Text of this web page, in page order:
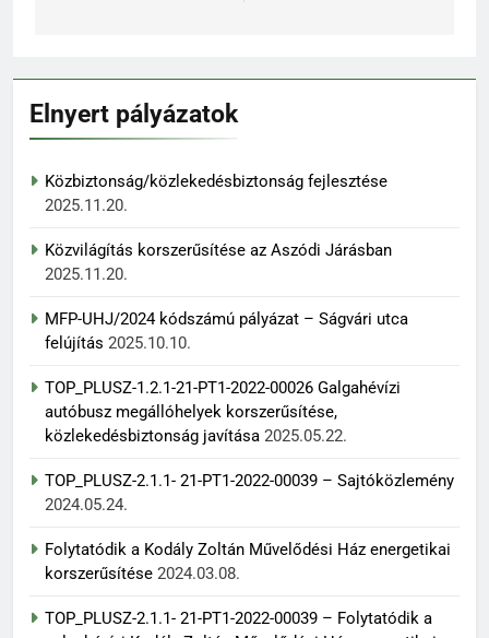
Elnyert pályázatok
Közbiztonság/közlekedésbiztonság fejlesztése
2025.11.20.
Közvilágítás korszerűsítése az Aszódi Járásban
2025.11.20.
MFP-UHJ/2024 kódszámú pályázat – Ságvári utca
felújítás 2025.10.10.
TOP_PLUSZ-1.2.1-21-PT1-2022-00026 Galgahévízi
autóbusz megállóhelyek korszerűsítése,
közlekedésbiztonság javítása 2025.05.22.
TOP_PLUSZ-2.1.1- 21-PT1-2022-00039 – Sajtóközlemény
2024.05.24.
Folytatódik a Kodály Zoltán Művelődési Ház energetikai
korszerűsítése 2024.03.08.
TOP_PLUSZ-2.1.1- 21-PT1-2022-00039 – Folytatódik a